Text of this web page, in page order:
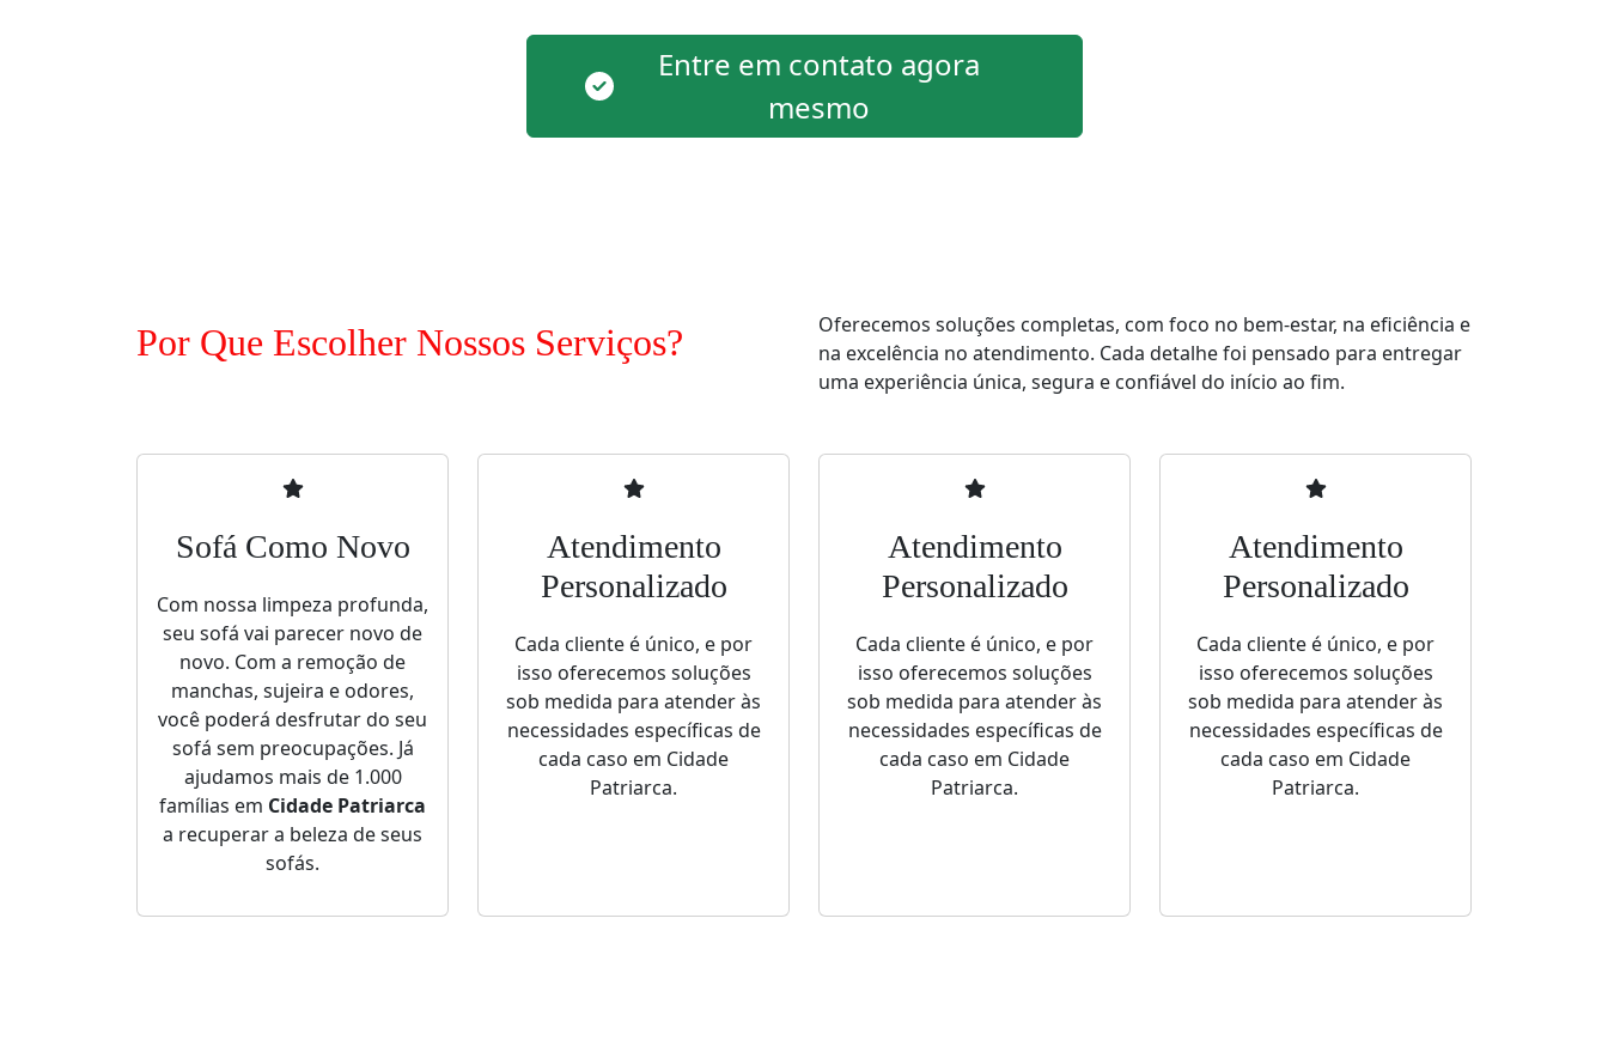
Entre em contato agora
mesmo
Por Que Escolher Nossos Serviços?
Oferecemos soluções completas, com foco no bem-estar, na eficiência e
na excelência no atendimento. Cada detalhe foi pensado para entregar
uma experiência única, segura e confiável do início ao fim.
Sofá Como Novo
Com nossa limpeza profunda,
seu sofá vai parecer novo de
novo. Com a remoção de
manchas, sujeira e odores,
você poderá desfrutar do seu
sofá sem preocupações. Já
ajudamos mais de 1.000
famílias em Cidade Patriarca
a recuperar a beleza de seus
sofás.
Atendimento
Personalizado
Cada cliente é único, e por
isso oferecemos soluções
sob medida para atender às
necessidades específicas de
cada caso em Cidade
Patriarca.
Atendimento
Personalizado
Cada cliente é único, e por
isso oferecemos soluções
sob medida para atender às
necessidades específicas de
cada caso em Cidade
Patriarca.
Atendimento
Personalizado
Cada cliente é único, e por
isso oferecemos soluções
sob medida para atender às
necessidades específicas de
cada caso em Cidade
Patriarca.